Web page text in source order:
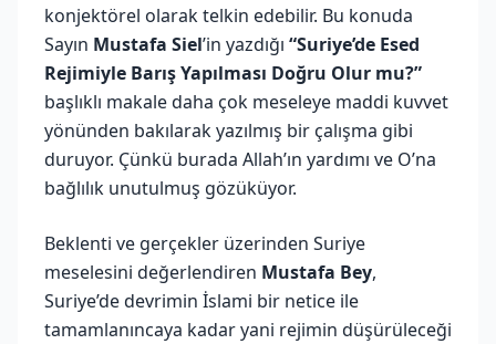
konjektörel olarak telkin edebilir. Bu konuda
Sayın Mustafa Siel’in yazdığı “Suriye’de Esed
Rejimiyle Barış Yapılması Doğru Olur mu?”
başlıklı makale daha çok meseleye maddi kuvvet
yönünden bakılarak yazılmış bir çalışma gibi
duruyor. Çünkü burada Allah’ın yardımı ve O’na
bağlılık unutulmuş gözüküyor.
Beklenti ve gerçekler üzerinden Suriye
meselesini değerlendiren Mustafa Bey,
Suriye’de devrimin İslami bir netice ile
tamamlanıncaya kadar yani rejimin düşürüleceği